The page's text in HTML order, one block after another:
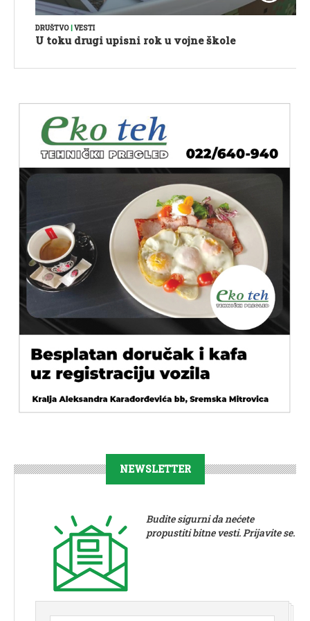
DRUŠTVO VESTI
U toku drugi upisni rok u vojne škole
NEWSLETTER
Budite sigurni da nećete
propustiti bitne vesti. Prijavite se.